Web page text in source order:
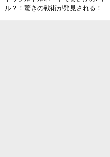
ル？！驚きの戦術が発見される！